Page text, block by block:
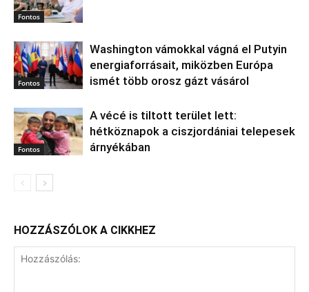
Fontos
Fontos
Washington vámokkal vágná el Putyin
energiaforrásait, miközben Európa
ismét több orosz gázt vásárol
Fontos
A vécé is tiltott terület lett:
hétköznapok a ciszjordániai telepesek
árnyékában
HOZZÁSZÓLOK A CIKKHEZ